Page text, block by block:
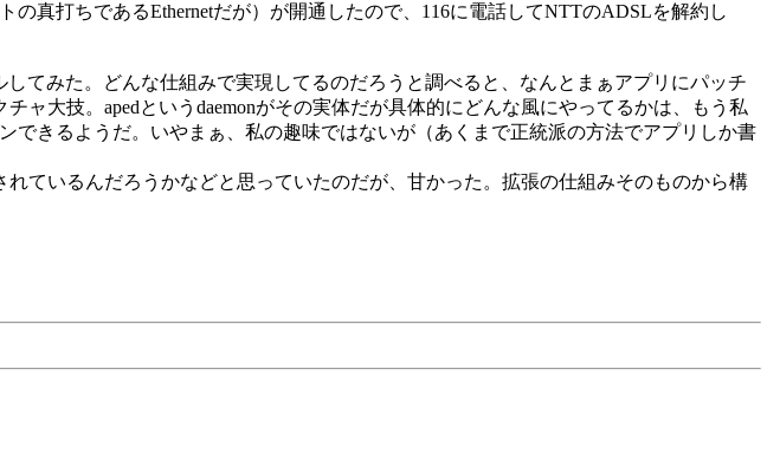
真打ちであるEthernetだが）が開通したので、116に電話してNTTのADSLを解約し
てみた。どんな仕組みで実現してるのだろうと調べると、なんとまぁアプリにパッチ
ャ大技。apedというdaemonがその実体だが具体的にどんな風にやってるかは、もう私
きるようだ。いやまぁ、私の趣味ではないが（あくまで正統派の方法でアプリしか書
ているんだろうかなどと思っていたのだが、甘かった。拡張の仕組みそのものから構